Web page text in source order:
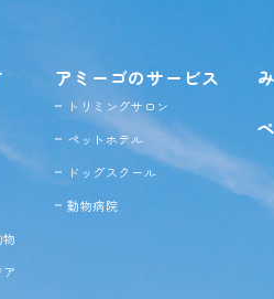
アミーゴのサービス
トリミングサロン
ペットホテル
ドッグスクール
動物病院